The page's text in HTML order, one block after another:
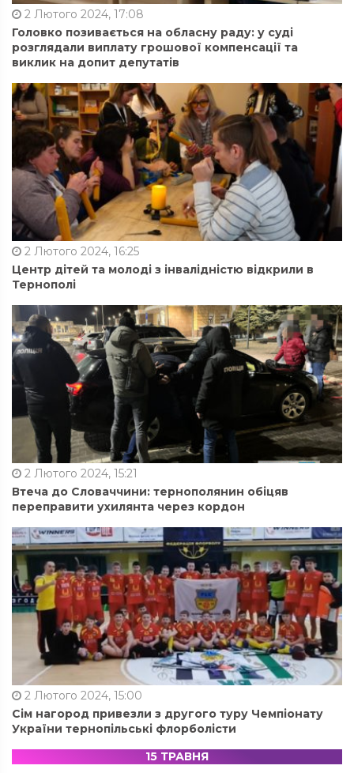
2 Лютого 2024, 17:08
Головко позивається на обласну раду: у суді
розглядали виплату грошової компенсації та
виклик на допит депутатів
2 Лютого 2024, 16:25
Центр дітей та молоді з інвалідністю відкрили в
Тернополі
2 Лютого 2024, 15:21
Втеча до Словаччини: тернополянин обіцяв
переправити ухилянта через кордон
2 Лютого 2024, 15:00
Сім нагород привезли з другого туру Чемпіонату
України тернопільські флорболісти
15 ТРАВНЯ